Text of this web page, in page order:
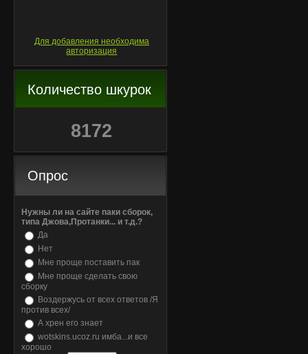
Для добавления необходима
авторизация
Количество шкурок
8172
Опрос
Нужны ли на сайте паки сборок,
типа Джова,Протанки... и т.д.?
Да
Нет
Мне проще поставить пак
Мне проще сделать свою
сборку
Воздержусь от всех ответов /Я
против всех/
А хрен его знает
wotskins.ucoz.ru имба...и все
хорошо